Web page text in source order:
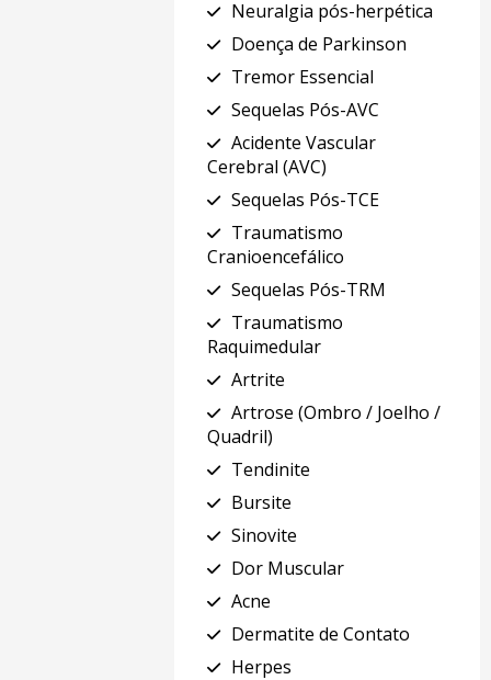
Neuralgia pós-herpética
Doença de Parkinson
Tremor Essencial
Sequelas Pós-AVC
Acidente Vascular
Cerebral (AVC)
Sequelas Pós-TCE
Traumatismo
Cranioencefálico
Sequelas Pós-TRM
Traumatismo
Raquimedular
Artrite
Artrose (Ombro / Joelho /
Quadril)
Tendinite
Bursite
Sinovite
Dor Muscular
Acne
Dermatite de Contato
Herpes